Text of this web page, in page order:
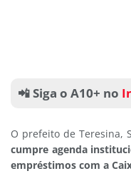
📲 Siga o A10+ no
O prefeito de Teresina,
cumpre agenda
empréstimos com a